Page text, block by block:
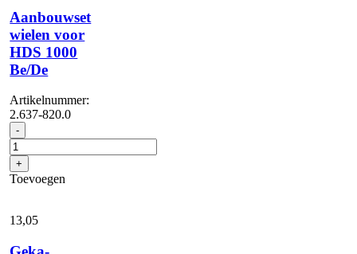
Aanbouwset
wielen voor
HDS 1000
Be/De
Artikelnummer:
2.637-820.0
- Aanbouwset
wielen
voor
HDS
1000
aantal
+
Toevoegen
13,05